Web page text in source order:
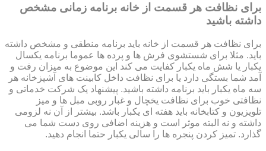
برای نظافت هر قسمت از خانه برنامه زمانی مشخص
داشته باشید
برای نظافت هر قسمت از خانه باید برنامه منطقی و مشخص داشته
باید. مثلا برای شستشوی فرش ها و پرده ها عموما برنامه یکسال
یکبار یا شش ماه یکبار کفایت می کند این موضوع به میزان رفت و
آمد شما بستگی دارد یا برای نظافت داخل کابینت های آشپزخانه هر
سه ماه یکبار باید برنامه داشته باشید. پیشنهاد یک شرکت خدماتی و
نظافتی خوب برای نظافت یخچال و غبار روبی مبل ها و میز
تلویزیون و کتابخانه باید هفته ای یکبار باشد. بیشتر از آن نه لزومی
داشته و نه البته موثر است و هزینه اضافی روی دست شما می
گذارد. تمیز کردن پنجره ها را سالی یکبار حتما انجام دهید.